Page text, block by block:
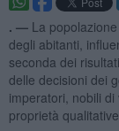
. — La
degli abitanti,
seconda dei
delle decisioni dei
imperatori, nobili
proprietà